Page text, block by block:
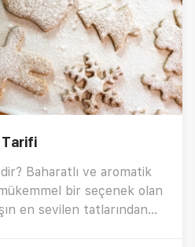
Baharatlı ve aromatik
bir seçenek olan
en sevilen tatlarından